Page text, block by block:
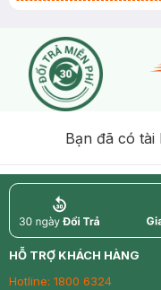
Bạn đã có tài
return
HỖ TRỢ KHÁCH HÀNG
Hotline: 1800 6324